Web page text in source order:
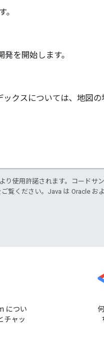
を開始します。
クスについては、地図の
り使用許諾されます。コードサ
ご覧ください。Java は Oracle お
につい
チャッ